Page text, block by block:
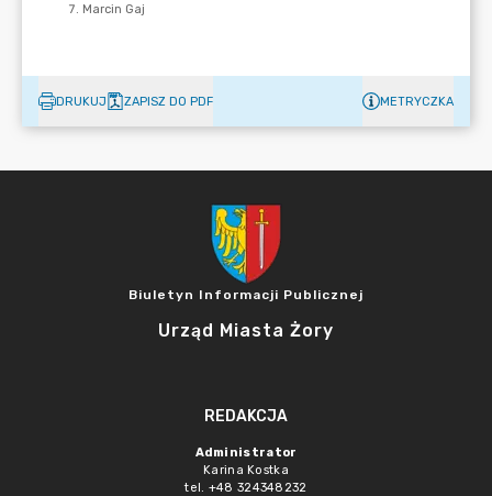
DRUKUJ ZAPISZ DO PDF METRYCZKA
Biuletyn Informacji Publicznej
Urząd Miasta Żory
REDAKCJA
Administrator
Karina Kostka
tel. +48 324348232